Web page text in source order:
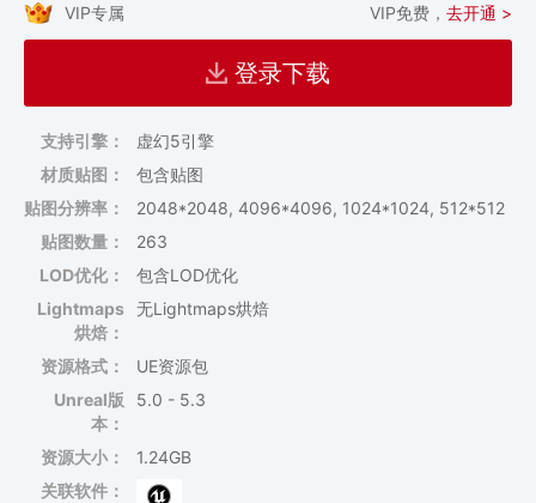
VIP专属 VIP免费， 去开通 >
登录下载
支持引擎：
虚幻5引擎
材质贴图：
包含贴图
贴图分辨率：
2048*2048, 4096*4096, 1024*1024, 512*512
贴图数量：
263
LOD优化：
包含LOD优化
Lightmaps
烘焙：
无Lightmaps烘焙
资源格式：
UE资源包
Unreal版
本：
5.0 - 5.3
资源大小：
1.24GB
关联软件：